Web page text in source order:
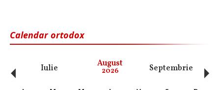
Calendar ortodox
Iulie August
2026 Septembrie
‹